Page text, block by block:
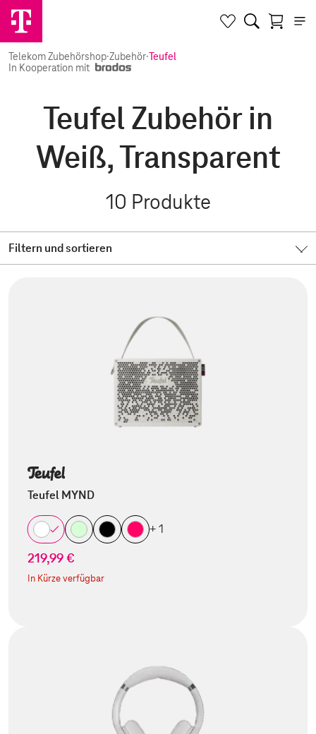
Telekom Zubehörshop·Zubehör·Teufel
In Kooperation mit
Teufel Zubehör in
Weiß, Transparent
10 Produkte
Filtern und sortieren
Teufel MYND
+ 1
219,99 €
In Kürze verfügbar